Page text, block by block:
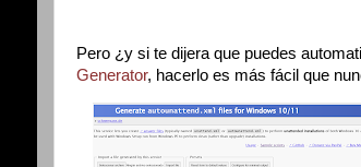
Pero ¿y si te dijera que puedes
Generator, hacerlo es más fácil que